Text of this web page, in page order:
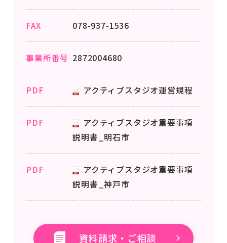
FAX 078-937-1536
事業所番号 2872004680
PDF アクティブスタジオ運営規程
PDF
アクティブスタジオ重要事項
説明書_明石市
PDF
アクティブスタジオ重要事項
説明書_神戸市
資料請求・ご相談